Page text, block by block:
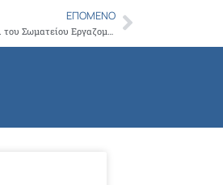
ΕΠΌΜΕΝΟNext